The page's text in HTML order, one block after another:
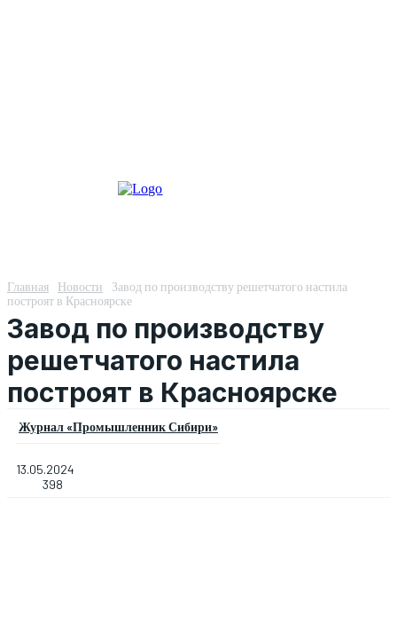
Главная Новости
Завод по производству решетчатого настила
построят в Красноярске
Завод по производству
решетчатого настила
построят в Красноярске
Журнал «Промышленник Сибири»
13.05.2024
398